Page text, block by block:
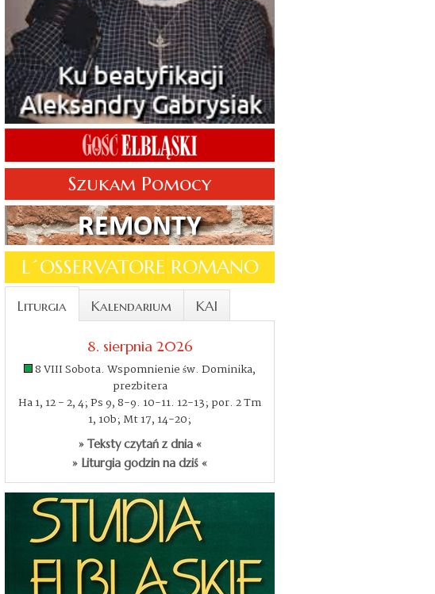
Szukam Pomocy
L´OSSERVATORE ROMANO
Liturgia Kalendarium KAI
8. sierpnia 2026
8 VIII Sobota. Wspomnienie św. Dominika,
prezbitera
Ha 1, 12 - 2, 4; Ps 9, 8-9. 10-11. 12-13; por. 2 Tm
1, 10b; Mt 17, 14-20;
» Teksty czytań z dnia «
» Liturgia godzin na dziś «